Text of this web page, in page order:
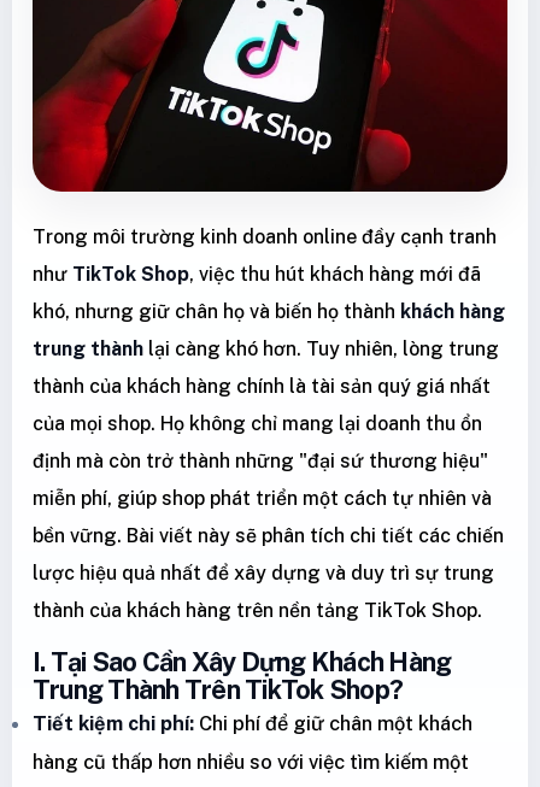
Trong môi trường kinh doanh online đầy cạnh tranh
như TikTok Shop, việc thu hút khách hàng mới đã
khó, nhưng giữ chân họ và biến họ thành khách hàng
trung thành lại càng khó hơn. Tuy nhiên, lòng trung
thành của khách hàng chính là tài sản quý giá nhất
của mọi shop. Họ không chỉ mang lại doanh thu ổn
định mà còn trở thành những "đại sứ thương hiệu"
miễn phí, giúp shop phát triển một cách tự nhiên và
bền vững. Bài viết này sẽ phân tích chi tiết các chiến
lược hiệu quả nhất để xây dựng và duy trì sự trung
thành của khách hàng trên nền tảng TikTok Shop.
I. Tại Sao Cần Xây Dựng Khách Hàng
Trung Thành Trên TikTok Shop?
Tiết kiệm chi phí: Chi phí để giữ chân một khách
hàng cũ thấp hơn nhiều so với việc tìm kiếm một